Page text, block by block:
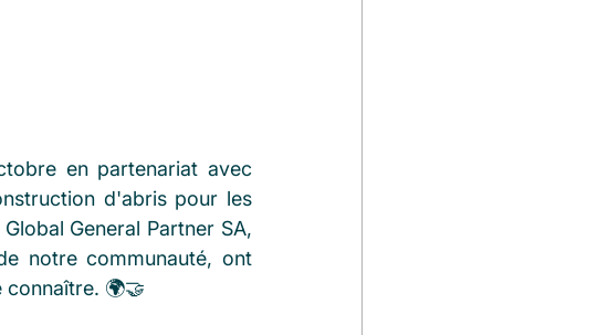
en partenariat avec
d'abris pour les
General Partner SA,
notre communauté, ont
connaître. 🌍🤝